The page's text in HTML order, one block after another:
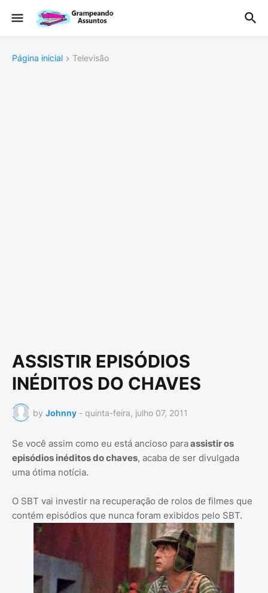
Página inicial Televisão
ASSISTIR EPISÓDIOS
INÉDITOS DO CHAVES
by Johnny - quinta-feira, julho 07, 2011
Se você assim como eu está ancioso paraassistir os
episódios inéditos do chaves, acaba de ser divulgada
uma ótima notícia.
O SBT vai investir na recuperação de rolos de filmes que
contém episódios que nunca foram exibidos pelo SBT.